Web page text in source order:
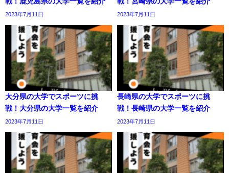
2023年7月11日 2023年7月11日
大分県の大学でスポーツに挑
戦！大分県の大学一覧を紹介
2023年7月11日
長崎県の大学でスポーツに挑
戦！長崎県の大学一覧を紹介
2023年7月11日